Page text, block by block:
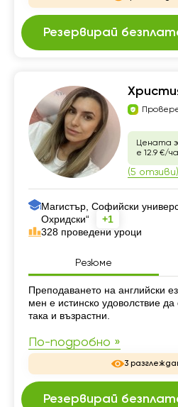
Резервирай
Цената
е 12.9 €/
(5 отзиви)
Магистър, Софийски
Охридски“
+1
328 проведени уроци
Резюме
Резюме
Преподаването на английски
мен е истинско удоволствие да
така и възрастни.
По-подробно »
3
Резервирай